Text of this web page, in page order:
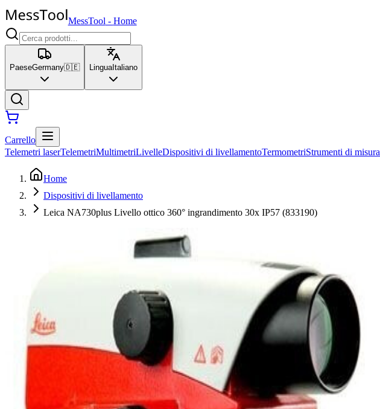
MessTool - Home
PaeseGermany🇩🇪 LinguaItaliano
Carrello
Telemetri laserTelemetriMultimetriLivelleDispositivi di livellamentoTermometriStrumenti di misura
Home
Dispositivi di livellamento
Leica NA730plus Livello ottico 360° ingrandimento 30x IP57 (833190)